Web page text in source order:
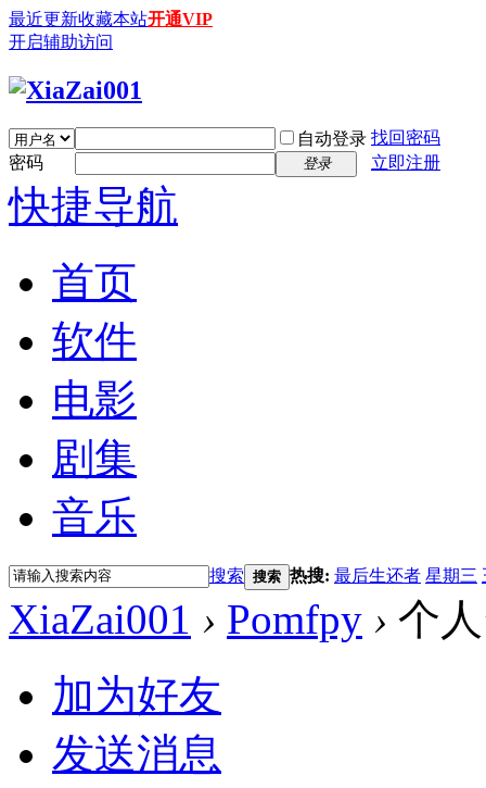
最近更新收藏本站开通VIP
开启辅助访问
自动登录 找回密码
密码
登录 立即注册
快捷导航
首页
软件
电影
剧集
音乐
搜索 搜索 热搜: 最后生还者 星期三
XiaZai001 › Pomfpy › 个
加为好友
发送消息